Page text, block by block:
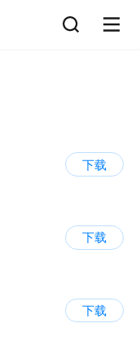
下载
下载
下载